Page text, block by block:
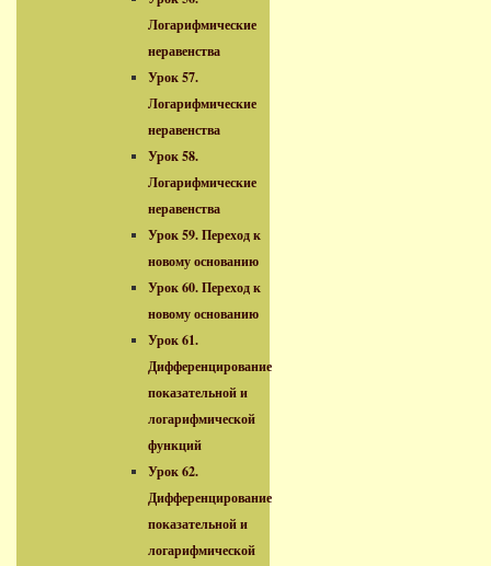
Логарифмические
неравенства
Урок 57.
Логарифмические
неравенства
Урок 58.
Логарифмические
неравенства
Урок 59. Переход к
новому основанию
Урок 60. Переход к
новому основанию
Урок 61.
Дифференцирование
показательной и
логарифмической
функций
Урок 62.
Дифференцирование
показательной и
логарифмической